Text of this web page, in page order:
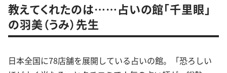
教えてくれたのは……占いの館「千里眼」
の羽美（うみ）先生
日本全国に78店舗を展開している占いの館。「恐ろしい